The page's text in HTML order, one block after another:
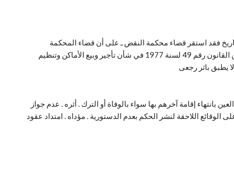
(ابن المستاجر الاصلى ) بعد هذا التاريخ فقد استقر قضاء محكمة النقض ـ على أن قضاء المحكمة
الدستورية العليا الصادر بتاريخ 3/11/2002 في القضية رقم 70 لسنة 18 قضائية ” دستورية ” بعدم دستورية نص الفقرة الثالثة من المادة 29 من القانون رقم 49 لسنة 1977 في شأن تأجير وبيع الأماكن وتنظيم
في شغل العين بانتهاء إقامة آخرهم بها سواء بالوفاة أو الترك . أثره . عدم جواز
الوقائع اللاحقة لنشر الحكم بعدم الدستورية . مؤداه . امتداد عقود